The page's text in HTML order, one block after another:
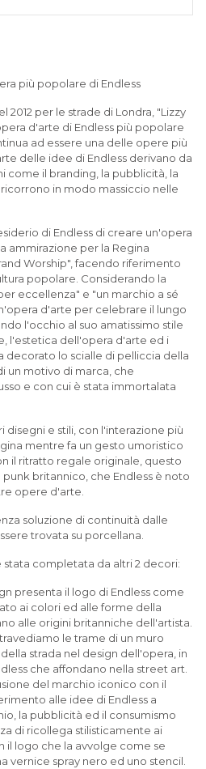
più popolare di Endless
2012 per le strade di Londra, "Lizzy
d'arte di Endless più popolare
ad essere una delle opere più
delle idee di Endless derivano da
come il branding, la pubblicità, la
in modo massiccio nelle
di Endless di creare un'opera
ammirazione per la Regina
Worship", facendo riferimento
popolare. Considerando la
eccellenza" e "un marchio a sé
d'arte per celebrare il lungo
l'occhio al suo amatissimo stile
l'estetica dell'opera d'arte ed i
decorato lo scialle di pelliccia della
un motivo di marca, che
e con cui è stata immortalata
disegni e stili, con l'interazione più
mentre fa un gesto umoristico
il ritratto regale originale, questo
britannico, che Endless è noto
opere d'arte.
soluzione di continuità dalle
trovata su porcellana.
stata completata da altri 2 decori:
presenta il logo di Endless come
ai colori ed alle forme della
alle origini britanniche dell'artista.
le trame di un muro
strada nel design dell'opera, in
che affondano nella street art.
del marchio iconico con il
alle idee di Endless a
la pubblicità ed il consumismo
di ricollega stilisticamente ai
il logo che la avvolge come se
vernice spray nero ed uno stencil.